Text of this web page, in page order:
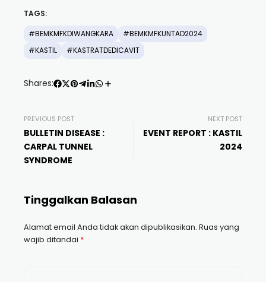
TAGS:
#BEMKMFKDIWANGKARA
#BEMKMFKUNTAD2024
#KASTIL
#KASTRATDEDICAVIT
Shares:
PREVIOUS POST
BULLETIN DISEASE :
CARPAL TUNNEL
SYNDROME
NEXT POST
EVENT REPORT : KASTIL
2024
Tinggalkan Balasan
Alamat email Anda tidak akan dipublikasikan. Ruas yang
wajib ditandai *